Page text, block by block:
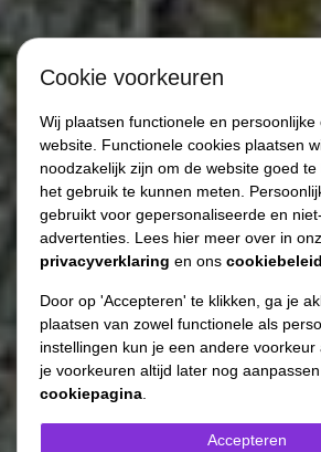
Cookie voorkeuren
Wij plaatsen functionele en
website. Functionele cookies plaatsen
noodzakelijk zijn om de website goed
het gebruik te kunnen meten.
gebruikt voor gepersonaliseerde en
advertenties. Lees hier meer over in
privacyverklaring en ons cookiebeleid
Door op 'Accepteren' te klikken, ga je
plaatsen van zowel functionele als
instellingen kun je een andere
je voorkeuren altijd later nog
cookiepagina
Accepteren